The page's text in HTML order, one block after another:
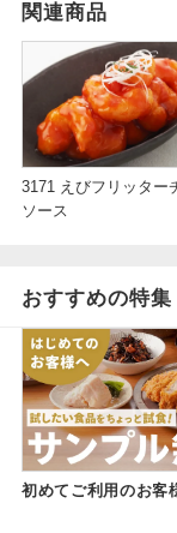
関連商品
3171 えびフリッター
ソース
おすすめの特集
初めてご利用のお客